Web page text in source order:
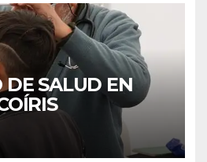
DE SALUD EN